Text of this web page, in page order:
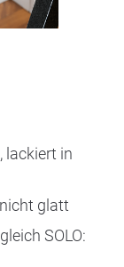
lackiert in
glatt
SOLO: